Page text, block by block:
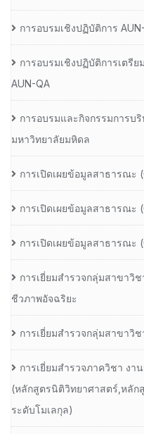
การอบรมเชิงปฏิบัติการ
การอบรมเชิงปฏิบัติการเตรี
AUN-QA
การอบรมและกิจกรรมการบ
มหาวิทยาลัยมหิดล
การเปิดเผยข้อมูลสาธารณะ
การเปิดเผยข้อมูลสาธารณะ
การเปิดเผยข้อมูลสาธารณะ
การเยี่ยมสำรวจกลุ่มสาขา
ชีวภาพอัจฉริยะ
การเยี่ยมสำรวจกลุ่มสาขาวิ
การเยี่ยมสำรวจภาควิชา ง
(หลักสูตรนิติวิทยาศาสตร์,หลัก
ระดับโมเลกุล)